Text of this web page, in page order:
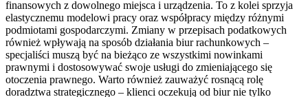
finansowych z dowolnego miejsca i urządzenia. To z kolei sprzyja
elastycznemu modelowi pracy oraz współpracy między różnymi
podmiotami gospodarczymi. Zmiany w przepisach podatkowych
również wpływają na sposób działania biur rachunkowych –
specjaliści muszą być na bieżąco ze wszystkimi nowinkami
prawnymi i dostosowywać swoje usługi do zmieniającego się
otoczenia prawnego. Warto również zauważyć rosnącą rolę
doradztwa strategicznego – klienci oczekują od biur nie tylko